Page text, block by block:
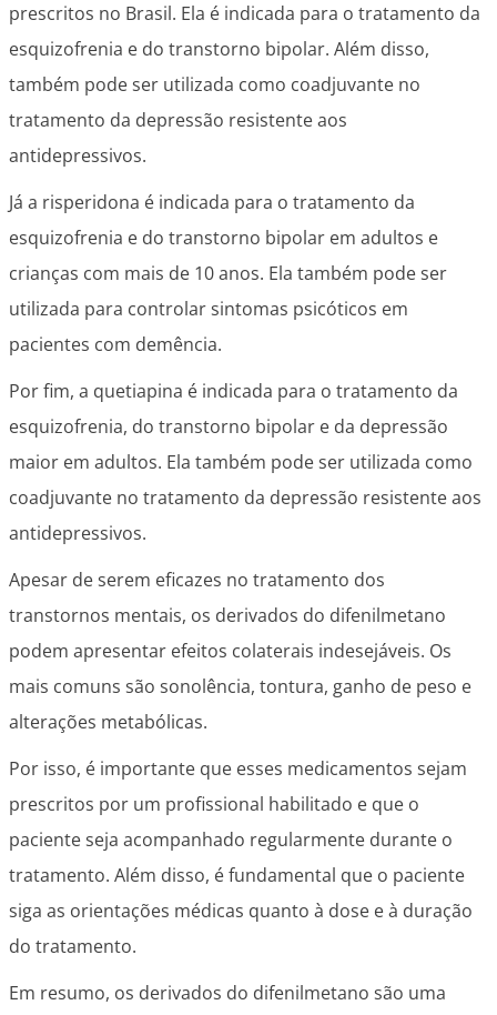
prescritos no Brasil. Ela é indicada para o tratamento da
esquizofrenia e do transtorno bipolar. Além disso,
também pode ser utilizada como coadjuvante no
tratamento da depressão resistente aos
antidepressivos.
Já a risperidona é indicada para o tratamento da
esquizofrenia e do transtorno bipolar em adultos e
crianças com mais de 10 anos. Ela também pode ser
utilizada para controlar sintomas psicóticos em
pacientes com demência.
Por fim, a quetiapina é indicada para o tratamento da
esquizofrenia, do transtorno bipolar e da depressão
maior em adultos. Ela também pode ser utilizada como
coadjuvante no tratamento da depressão resistente aos
antidepressivos.
Apesar de serem eficazes no tratamento dos
transtornos mentais, os derivados do difenilmetano
podem apresentar efeitos colaterais indesejáveis. Os
mais comuns são sonolência, tontura, ganho de peso e
alterações metabólicas.
Por isso, é importante que esses medicamentos sejam
prescritos por um profissional habilitado e que o
paciente seja acompanhado regularmente durante o
tratamento. Além disso, é fundamental que o paciente
siga as orientações médicas quanto à dose e à duração
do tratamento.
Em resumo, os derivados do difenilmetano são uma